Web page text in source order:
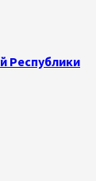
Республики